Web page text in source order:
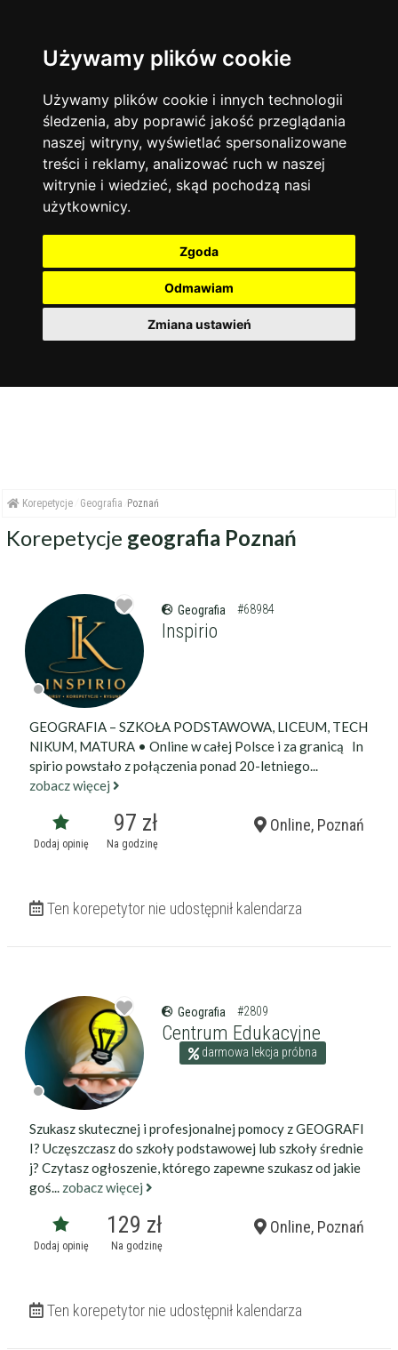
Używamy plików cookie
Używamy plików cookie i innych technologii
śledzenia, aby poprawić jakość przeglądania
naszej witryny, wyświetlać spersonalizowane
treści i reklamy, analizować ruch w naszej
witrynie i wiedzieć, skąd pochodzą nasi
użytkownicy.
Zgoda
Odmawiam
Zmiana ustawień
Język angielski 13744
Matematyka 12928
Chemia 4886
Język niemiecki 4307
Język polski 3426
Fizyka
Język francuski
Warszawa
Korepetycje
Online
14837
Kraków 7753
Wrocław
Łódź 3512
Gdańsk 2075
zakres dni
Wtorek
Środa
Czwartek
Piątek
Sobota
Niedziela
więcej filtrów Filtruj
Korepetycje Geografia Poznań
Korepetycje geografia Poznań
Geografia #68984
Inspirio
GEOGRAFIA – SZKOŁA PODSTAWOWA, LICEUM, TECH
NIKUM, MATURA • Online w całej Polsce i za granicą In
spirio powstało z połączenia ponad 20-letniego...
zobacz więcej
Dodaj opinię
97 zł
Na godzinę
Online, Poznań
Ten korepetytor nie udostępnił kalendarza
Geografia #2809
Centrum Edukacyjne
darmowa lekcja próbna
Szukasz skutecznej i profesjonalnej pomocy z GEOGRAFI
I? Uczęszczasz do szkoły podstawowej lub szkoły średnie
j? Czytasz ogłoszenie, którego zapewne szukasz od jakie
goś... zobacz więcej
Dodaj opinię
129 zł
Na godzinę
Online, Poznań
Ten korepetytor nie udostępnił kalendarza